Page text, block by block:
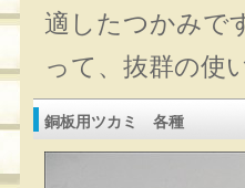
金切鋏・金印
適したつかみで
って、抜群の使
銅板用ツカミ 各種